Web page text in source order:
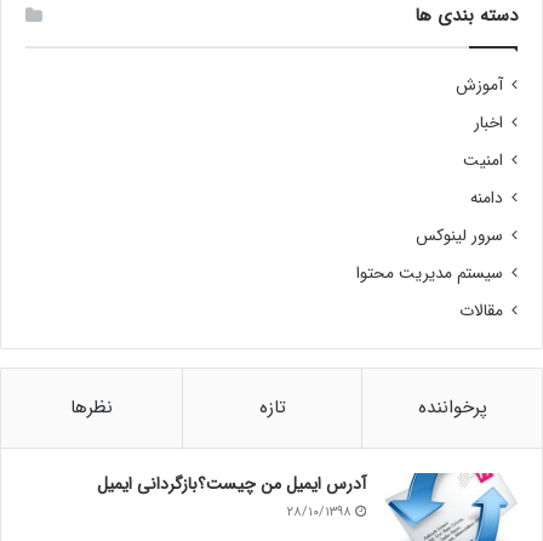
دسته بندی ها
آموزش
اخبار
امنیت
دامنه
سرور لینوکس
سیستم مدیریت محتوا
مقالات
پرخواننده تازه نظرها
آدرس ایمیل من چیست؟بازگردانی ایمیل
۲۸/۱۰/۱۳۹۸